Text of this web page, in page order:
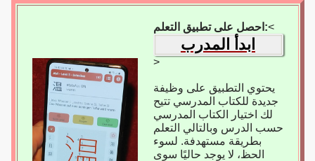
احصل على تطبيق التعلم:<
ابدأ المدرب
>
يحتوي التطبيق على وظيفة
جديدة للكتاب المدرسي تتيح
لك اختيار الكتاب المدرسي
حسب الدرس وبالتالي التعلم
بطريقة مستهدفة. لسوء
الحظ، لا يوجد حاليًا سوى